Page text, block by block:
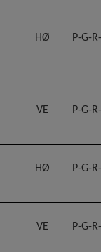
HØ P-G-
VE P-G-
HØ P-G-
VE P-G-